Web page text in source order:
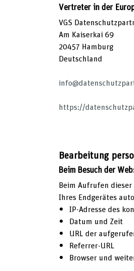
Vertreter in der
VGS
Am Kaiserkai 69
20457 Hamburg
Deutschland
https://
Bearbeitung
Beim Besuch der
Beim Aufrufen
Ihres Endgerätes
IP-Adresse des
Datum und Zeit
URL der
Referrer-URL
Browser und